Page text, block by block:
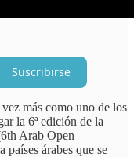
Suscribirse
más como uno de los
la 6ª edición de la
Arab Open
árabes que se